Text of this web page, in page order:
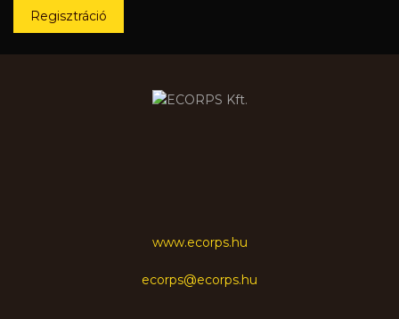
Regisztráció
www.ecorps.hu
ecorps@ecorps.hu